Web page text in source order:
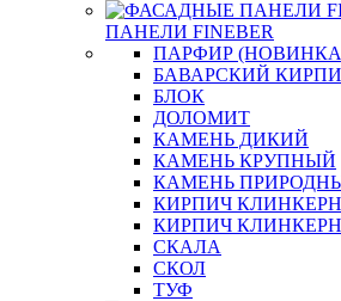
ПАНЕЛИ FINEBER
ПАРФИР
БАВАРСКИЙ
БЛОК
ДОЛОМИТ
КАМЕНЬ ДИКИЙ
КАМЕНЬ КРУПНЫЙ
КАМЕНЬ
КИРПИЧ
КИРПИЧ
СКАЛА
СКОЛ
ТУФ